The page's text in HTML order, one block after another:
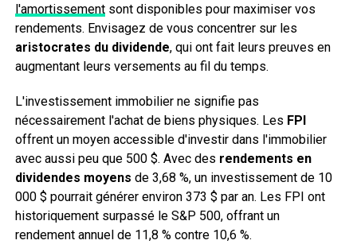
l'amortissementsont disponibles pour maximiser vos
rendements. Envisagez de vous concentrer sur les
aristocrates du dividende, qui ont fait leurs preuves en
augmentant leurs versements au fil du temps.
L'investissement immobilier ne signifie pas
nécessairement l'achat de biens physiques. Les FPI
offrent un moyen accessible d'investir dans l'immobilier
avec aussi peu que 500 $. Avec des rendements en
dividendes moyens de 3,68 %, un investissement de 10
000 $ pourrait générer environ 373 $ par an. Les FPI ont
historiquement surpassé le S&P 500, offrant un
rendement annuel de 11,8 % contre 10,6 %.